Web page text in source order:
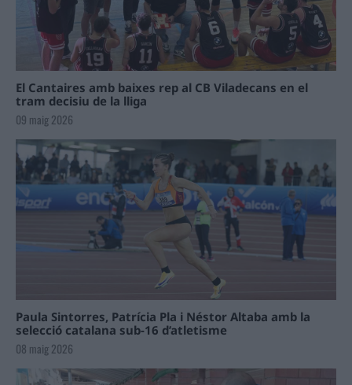
El Cantaires amb baixes rep al CB Viladecans en el
tram decisiu de la lliga
09 maig 2026
Paula Sintorres, Patrícia Pla i Néstor Altaba amb la
selecció catalana sub-16 d’atletisme
08 maig 2026